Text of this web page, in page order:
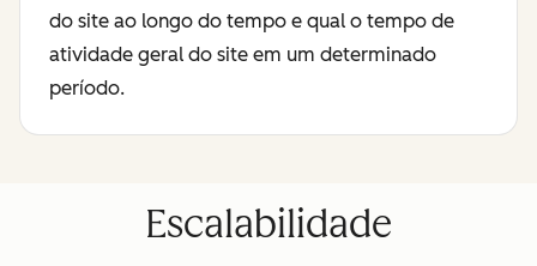
do site ao longo do tempo e qual o tempo de
atividade geral do site em um determinado
período.
Escalabilidade